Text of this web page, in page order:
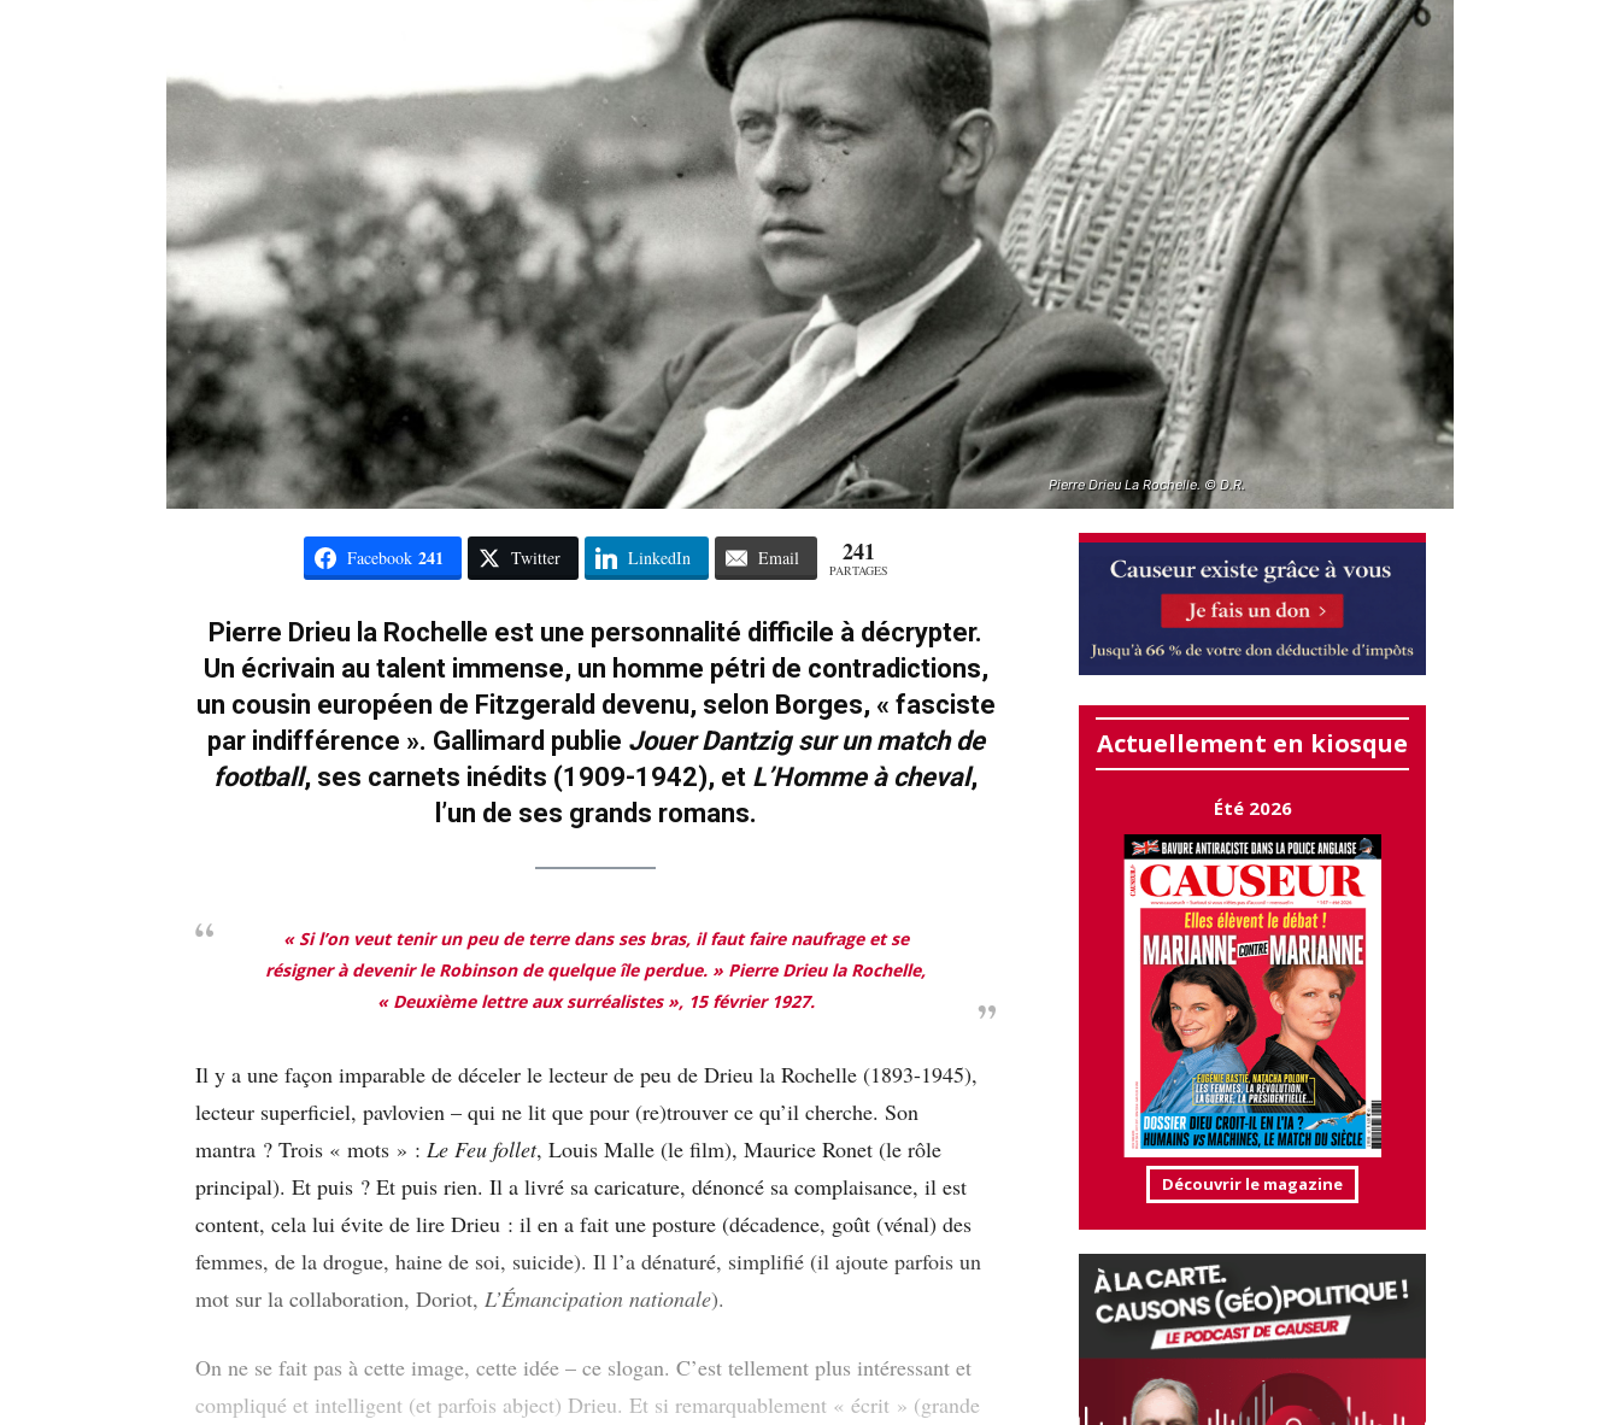
Pierre Drieu La Rochelle. © D.R.
Facebook 241 Twitter LinkedIn Email 241
PARTAGES
Pierre Drieu la Rochelle est une personnalité difficile à décrypter.
Un écrivain au talent immense, un homme pétri de contradictions,
un cousin européen de Fitzgerald devenu, selon Borges, « fasciste
par indifférence ». Gallimard publie Jouer Dantzig sur un match de
football, ses carnets inédits (1909-1942), et L’Homme à cheval,
l’un de ses grands romans.
« Si l’on veut tenir un peu de terre dans ses bras, il faut faire naufrage et se
résigner à devenir le Robinson de quelque île perdue. » Pierre Drieu la Rochelle,
« Deuxième lettre aux surréalistes », 15 février 1927.
Il y a une façon imparable de déceler le lecteur de peu de Drieu la Rochelle (1893-1945),
lecteur superficiel, pavlovien – qui ne lit que pour (re)trouver ce qu’il cherche. Son
mantra ? Trois « mots » : Le Feu follet, Louis Malle (le film), Maurice Ronet (le rôle
principal). Et puis ? Et puis rien. Il a livré sa caricature, dénoncé sa complaisance, il est
content, cela lui évite de lire Drieu : il en a fait une posture (décadence, goût (vénal) des
femmes, de la drogue, haine de soi, suicide). Il l’a dénaturé, simplifié (il ajoute parfois un
mot sur la collaboration, Doriot, L’Émancipation nationale).
On ne se fait pas à cette image, cette idée – ce slogan. C’est tellement plus intéressant et
compliqué et intelligent (et parfois abject) Drieu. Et si remarquablement « écrit » (grande
Actuellement en kiosque
Été 2026
Découvrir le magazine